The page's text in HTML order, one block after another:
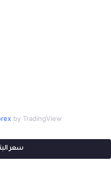
by TradingView
سعر